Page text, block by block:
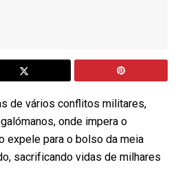
de vários conflitos militares,
onde impera o
expele para o bolso da meia
sacrificando vidas de milhares